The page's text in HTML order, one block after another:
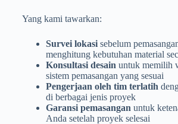
Yang kami tawarkan:
Survei lokasisebelum
menghitung kebutuhan material
Konsultasi desain untuk memilih
sistem pemasangan yang sesuai
Pengerjaan oleh tim terlatih
di berbagai jenis proyek
Garansi pemasangan untuk
Anda setelah proyek selesai